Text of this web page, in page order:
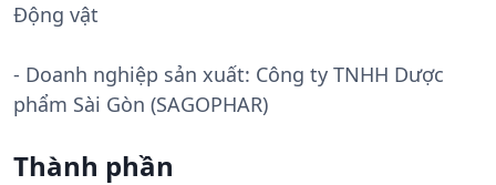
Động vật
- Doanh nghiệp sản xuất: Công ty TNHH Dược
phẩm Sài Gòn (SAGOPHAR)
Thành phần